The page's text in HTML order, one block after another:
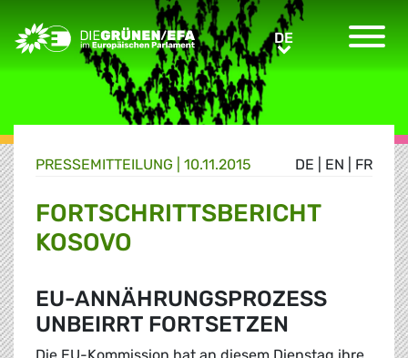
Greens/EFA Home DEDE
DE EN FR
PRESSE­MITTEILUNG 10.11.2015
FORTSCHRITTSBERICHT
KOSOVO
EU-ANNÄHRUNGSPROZESS
UNBEIRRT FORTSETZEN